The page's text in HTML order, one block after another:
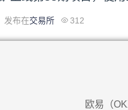
发布在交易所 312
欧易（